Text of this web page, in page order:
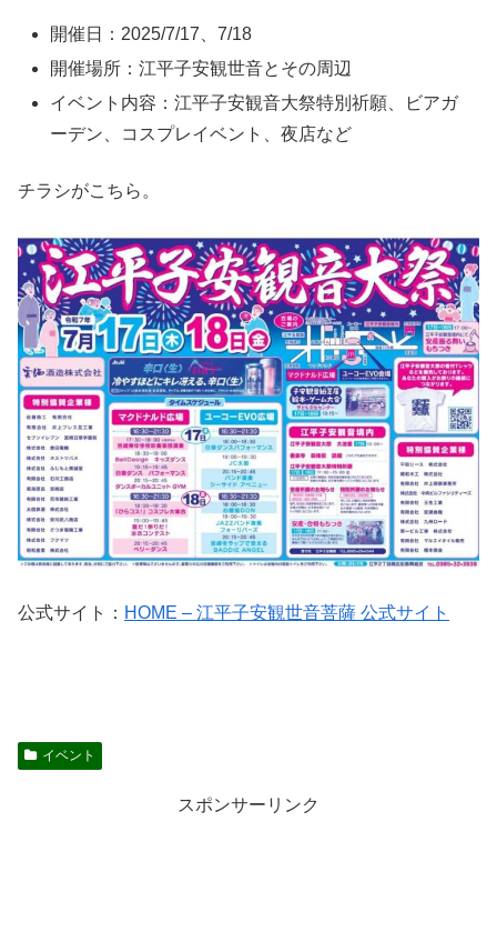
開催日：2025/7/17、7/18
開催場所：江平子安観世音とその周辺
イベント内容：江平子安観音大祭特別祈願、ビアガ
ーデン、コスプレイベント、夜店など
チラシがこちら。
公式サイト： HOME – 江平子安観世音菩薩 公式サイト
イベント
スポンサーリンク